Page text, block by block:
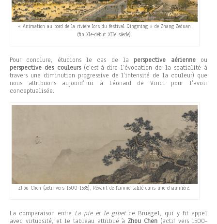
« Animation au bord de la rivière lors du festival Qingming » de Zhang Zeduan
(fin XIe-début XIIe siècle).
Pour conclure, étudions le cas de la perspective aérienneou
perspective des couleurs(c’est-à-dire l’évocation de la spatialité à
travers une diminution progressive de l’intensité de la couleur) que
nous attribuons aujourd’hui à Léonard de Vinci pour l’avoir
conceptualisée.
Zhou Chen (actif vers 1500-1535), Rêvant de l’immortalité dans une chaumière.
La comparaison entre La pie et le gibetde Bruegel, qui y fit appel
avec virtuosité, et le tableau attribué àZhou Chen (actif vers 1500-